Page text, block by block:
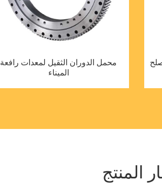
محمل الدوران الثقيل لمعدات رافعة
الميناء
المنتج